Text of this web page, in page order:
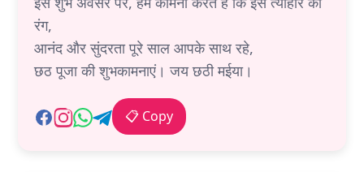
रंग,
आनंद और सुंदरता पूरे साल आपके साथ रहे,
छठ पूजा की शुभकामनाएं। जय छठी मईया।
📋 Copy